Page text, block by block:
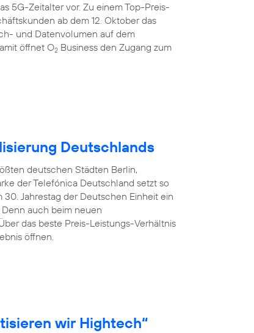
5G-Zeitalter vor. Zu einem Top-Preis-
ab dem 12. Oktober das
und Datenvolumen auf dem
öffnet O2 Business den Zugang zum
Deutschlands
deutschen Städten Berlin,
der Telefónica Deutschland setzt so
Jahrestag der Deutschen Einheit ein
auch beim neuen
das beste Preis-Leistungs-Verhältnis
öffnen.
wir Hightech“